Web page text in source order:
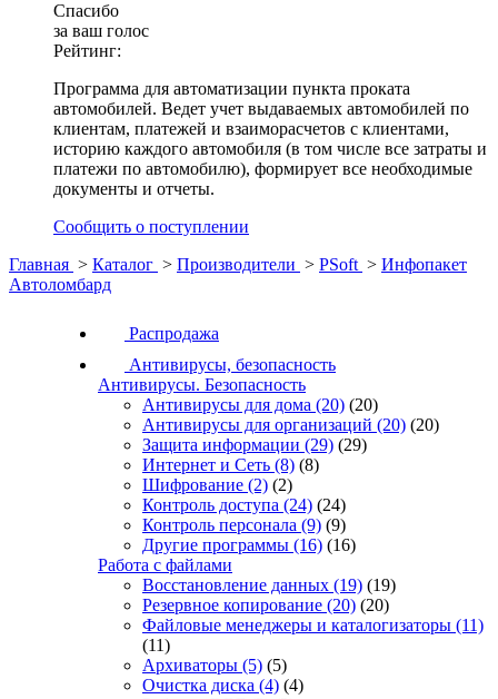
Спасибо
за ваш голос
Рейтинг:
Программа для автоматизации пункта проката
автомобилей. Ведет учет выдаваемых автомобилей по
клиентам, платежей и взаиморасчетов с клиентами,
историю каждого автомобиля (в том числе все затраты и
платежи по автомобилю), формирует все необходимые
документы и отчеты.
Сообщить о поступлении
Главная > Каталог > Производители > PSoft > Инфопакет
Автоломбард
Распродажа
Антивирусы, безопасность
Антивирусы. Безопасность
Антивирусы для дома (20) (20)
Антивирусы для организаций (20) (20)
Защита информации (29) (29)
Интернет и Сеть (8) (8)
Шифрование (2) (2)
Контроль доступа (24) (24)
Контроль персонала (9) (9)
Другие программы (16) (16)
Работа с файлами
Восстановление данных (19) (19)
Резервное копирование (20) (20)
Файловые менеджеры и каталогизаторы (11)
(11)
Архиваторы (5) (5)
Очистка диска (4) (4)